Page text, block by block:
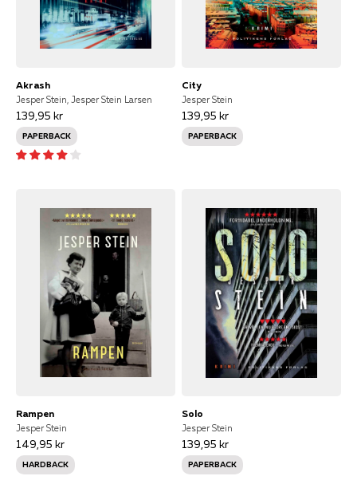
Akrash
Jesper Stein, Jesper Stein Larsen
139,95 kr
PAPERBACK
City
Jesper Stein
139,95 kr
PAPERBACK
Rampen
Jesper Stein
149,95 kr
HARDBACK
Solo
Jesper Stein
139,95 kr
PAPERBACK